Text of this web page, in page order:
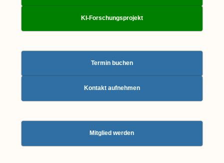
KI-Forschungsprojekt
Termin buchen
Kontakt aufnehmen
Mitglied werden